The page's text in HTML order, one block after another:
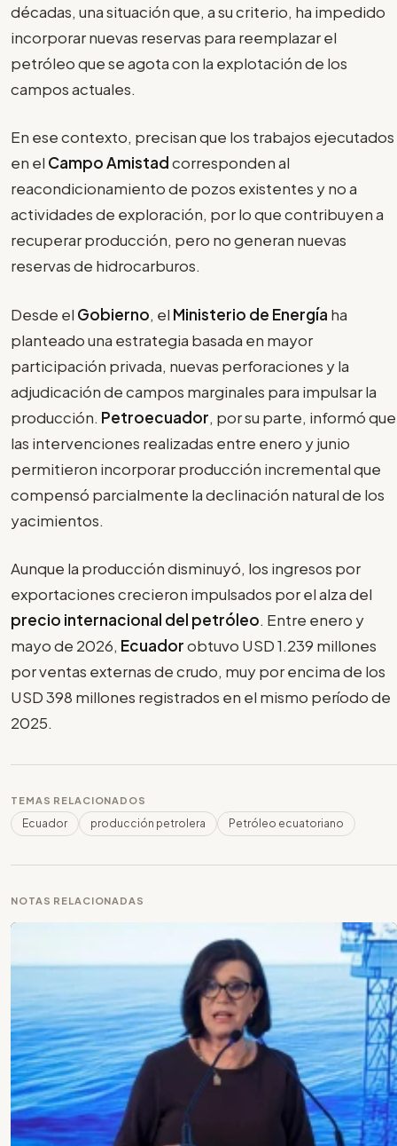
décadas, una situación que, a su criterio, ha impedido
incorporar nuevas reservas para reemplazar el
petróleo que se agota con la explotación de los
campos actuales.
En ese contexto, precisan que los trabajos ejecutados
en el Campo Amistadcorresponden al
reacondicionamiento de pozos existentes y no a
actividades de exploración, por lo que contribuyen a
recuperar producción, pero no generan nuevas
reservas de hidrocarburos.
Desde el Gobierno, el Ministerio de Energía ha
planteado una estrategia basada en mayor
participación privada, nuevas perforaciones y la
adjudicación de campos marginales para impulsar la
producción. Petroecuador, por su parte, informó que
las intervenciones realizadas entre enero y junio
permitieron incorporar producción incremental que
compensó parcialmente la declinación natural de los
yacimientos.
Aunque la producción disminuyó, los ingresos por
exportaciones crecieron impulsados por el alza del
precio internacional del petróleo. Entre enero y
mayo de 2026, Ecuadorobtuvo USD 1.239 millones
por ventas externas de crudo, muy por encima de los
USD 398 millones registrados en el mismo período de
2025.
TEMAS RELACIONADOS
Ecuador producción petrolera Petróleo ecuatoriano
NOTAS RELACIONADAS